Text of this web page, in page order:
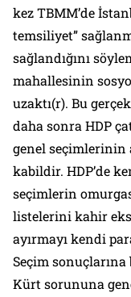
kez TBMM’de
temsiliyet”
sağlandığını
mahallesinin
uzaktı(r). Bu
daha sonra HDP
genel seçimlerinin
kabildir. HDP’de
seçimlerin
listelerini kahir
ayırmayı kendi
Seçim
Kürt sorununa